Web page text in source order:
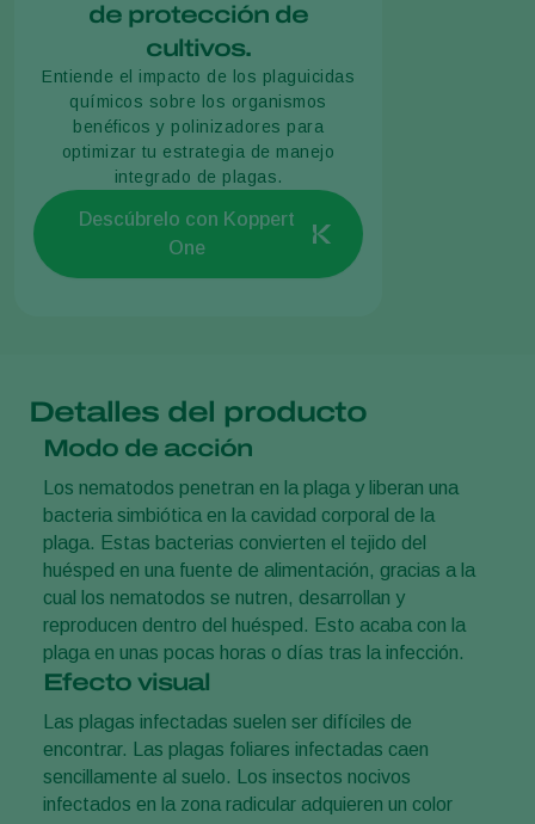
de protección de
cultivos.
Entiende el impacto de los plaguicidas
químicos sobre los organismos
benéficos y polinizadores para
optimizar tu estrategia de manejo
integrado de plagas.
Descúbrelo con Koppert
One
Detalles del producto
Modo de acción
Los nematodos penetran en la plaga y liberan una
bacteria simbiótica en la cavidad corporal de la
plaga. Estas bacterias convierten el tejido del
huésped en una fuente de alimentación, gracias a la
cual los nematodos se nutren, desarrollan y
reproducen dentro del huésped. Esto acaba con la
plaga en unas pocas horas o días tras la infección.
Efecto visual
Las plagas infectadas suelen ser difíciles de
encontrar. Las plagas foliares infectadas caen
sencillamente al suelo. Los insectos nocivos
infectados en la zona radicular adquieren un color